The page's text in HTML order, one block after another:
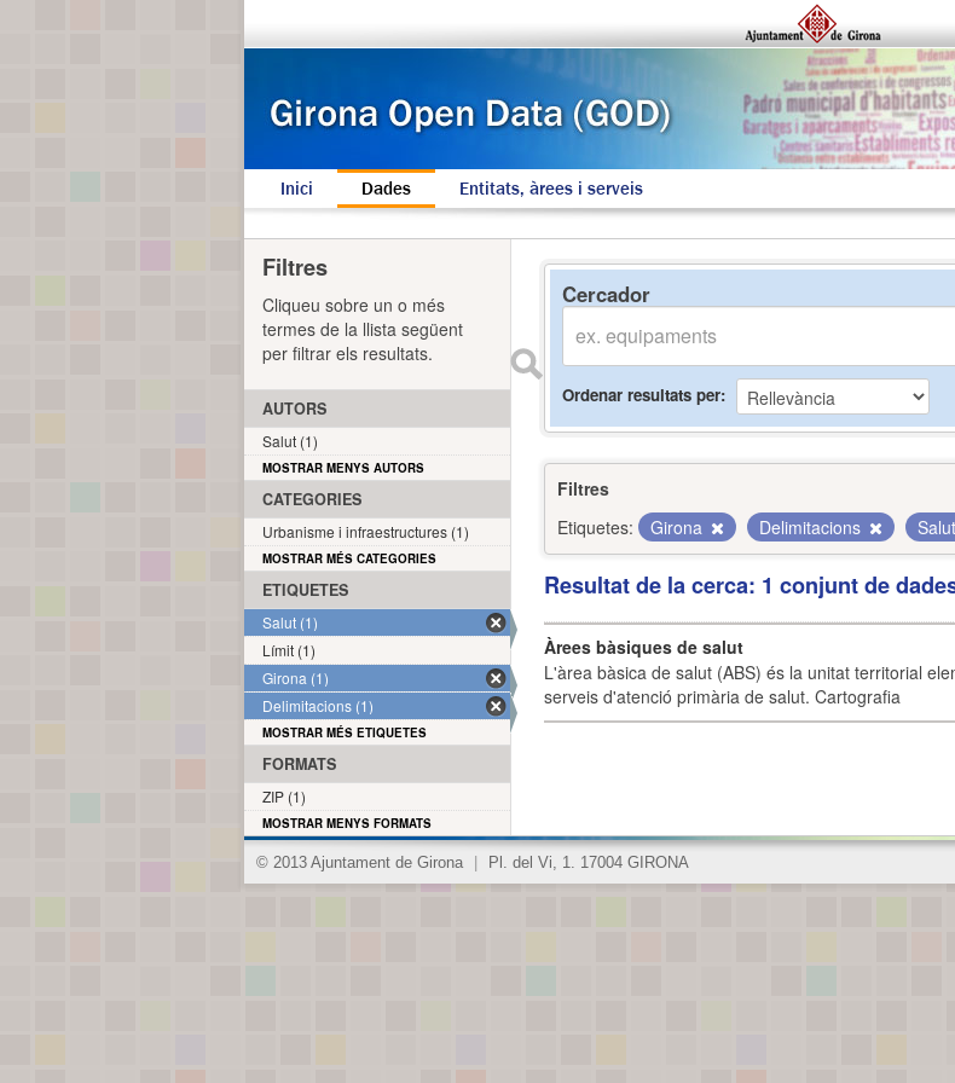
Inici Dades Entitats, àrees i serveis
Cercador
Ordenar resultats per
Filtres
Etiquetes:
Girona Delimitacions Salut
Resultat de la cerca: 1 conjunt de
Àrees bàsiques de salut
L'àrea bàsica de salut (ABS) és la unitat territorial
serveis d'atenció primària de salut. Cartografia
Filtres
Cliqueu sobre un o més
termes de la llista següent
per filtrar els resultats.
AUTORS
Salut (1)
MOSTRAR MENYS AUTORS
CATEGORIES
Urbanisme i infraestructures (1)
MOSTRAR MÉS CATEGORIES
ETIQUETES
Salut (1)
Límit (1)
Girona (1)
Delimitacions (1)
MOSTRAR MÉS ETIQUETES
FORMATS
ZIP (1)
MOSTRAR MENYS FORMATS
© 2013 Ajuntament de Girona Pl. del Vi, 1. 17004 GIRONA